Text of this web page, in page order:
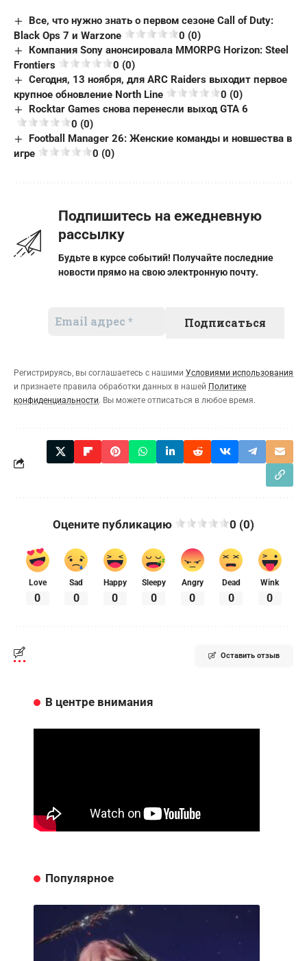
Все, что нужно знать о первом сезоне Call of Duty:
Black Ops 7 и Warzone
0 (0)
Компания Sony анонсировала MMORPG Horizon: Steel
Frontiers
0 (0)
Сегодня, 13 ноября, для ARC Raiders выходит первое
крупное обновление North Line
0 (0)
Rocktar Games снова перенесли выход GTA 6
0 (0)
Football Manager 26: Женские команды и новшества в
игре
0 (0)
Подпишитесь на ежедневную
рассылку
Будьте в курсе событий! Получайте последние
новости прямо на свою электронную почту.
Регистрируясь, вы соглашаетесь с нашими Условиями использования
и признаете правила обработки данных в нашей Политике
конфиденциальности. Вы можете отписаться в любое время.
Оцените публикацию 0 (0)
Love
0
Sad
0
Happy
0
Sleepy
0
Angry
0
Dead
0
Wink
0
Оставить отзыв
В центре внимания
Популярное